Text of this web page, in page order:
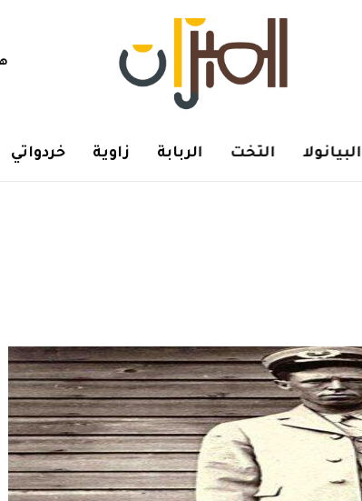
البيانولا التخت الربابة زاوية خردواتي